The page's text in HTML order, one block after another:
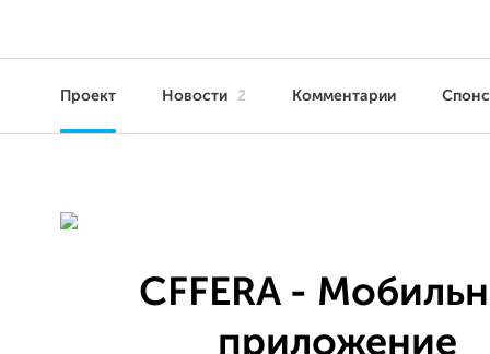
Проект Новости 2 Комментарии
CFFERA -
приложение